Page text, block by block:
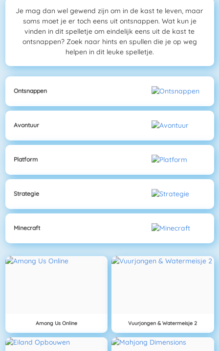
Je mag dan wel gewend zijn om in de kast te leven, maar
soms moet je er toch eens uit ontsnappen. Wat kun je
vinden in dit spelletje om eindelijk eens uit de kast te
ontsnappen? Zoek naar hints en spullen die je op weg
helpen in dit leuke spelletje.
Ontsnappen
Avontuur
Platform
Strategie
Minecraft
Among Us Online Vuurjongen & Watermeisje 2